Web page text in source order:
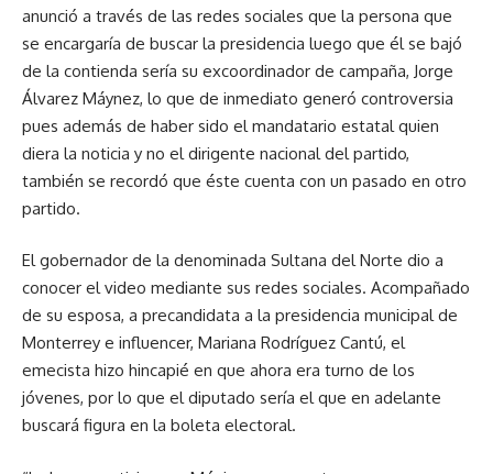
anunció a través de las redes sociales que la persona que
se encargaría de buscar la presidencia luego que él se bajó
de la contienda sería su excoordinador de campaña, Jorge
Álvarez Máynez, lo que de inmediato generó controversia
pues además de haber sido el mandatario estatal quien
diera la noticia y no el dirigente nacional del partido,
también se recordó que éste cuenta con un pasado en otro
partido.
El gobernador de la denominada Sultana del Norte dio a
conocer el video mediante sus redes sociales. Acompañado
de su esposa, a precandidata a la presidencia municipal de
Monterrey e influencer, Mariana Rodríguez Cantú, el
emecista hizo hincapié en que ahora era turno de los
jóvenes, por lo que el diputado sería el que en adelante
buscará figura en la boleta electoral.